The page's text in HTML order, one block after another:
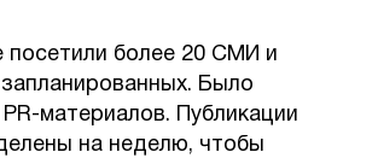
посетили более 20 СМИ и
Было
материалов. Публикации
на неделю, чтобы